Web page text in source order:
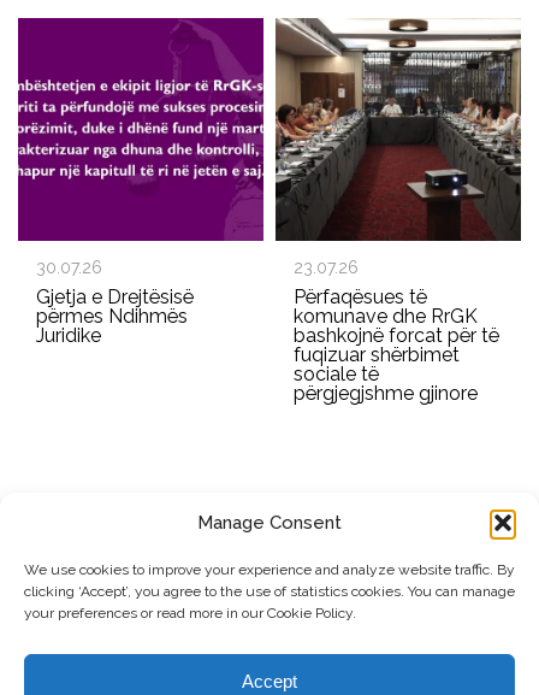
Manage Consent
We use cookies to improve your experience and analyze website traffic. By
clicking ‘Accept’, you agree to the use of statistics cookies. You can manage
your preferences or read more in our Cookie Policy.
Accept
30.07.26
Gjetja e Drejtësisë
përmes Ndihmës
Juridike
23.07.26
Përfaqësues të
komunave dhe RrGK
bashkojnë forcat për të
fuqizuar shërbimet
sociale të
përgjegjshme gjinore
Dërgo
© Copyright, 2026 . Rrjeti i Grave të Kosovës. Të gjitha të drejtat e